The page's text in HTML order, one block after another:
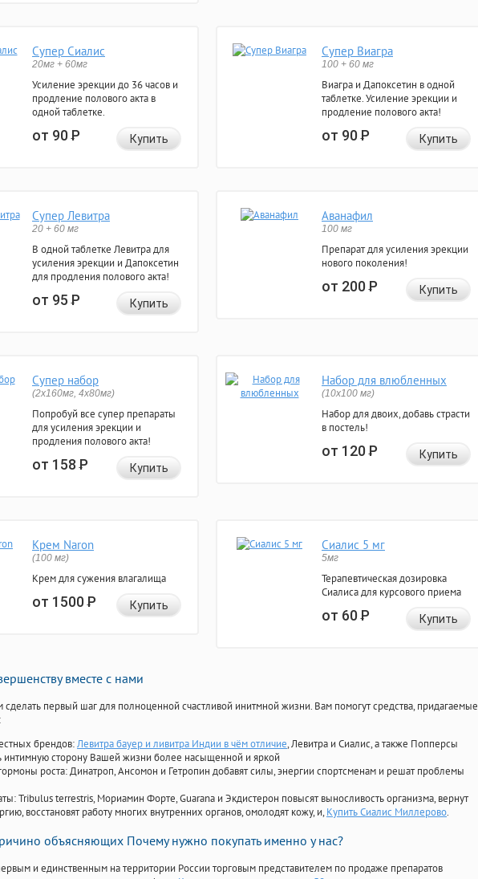
Супер Сиалис
20мг + 60мг
Усиление эрекции до 36 часов и
продление полового акта в
одной таблетке.
от 90Р Купить
Супер Виагра
100 + 60 мг
Виагра и Дапоксетин в одной
таблетке. Усиление эрекции и
продление полового акта!
от 90Р Купить
Супер Левитра
20 + 60 мг
В одной таблетке Левитра для
усиления эрекции и Дапоксетин
для продления полового акта!
от 95Р Купить
Аванафил
100 мг
Препарат для усиления эрекции
нового поколения!
от 200Р Купить
Супер набор
(2х160мг, 4х80мг)
Попробуй все супер препараты
для усиления эрекции и
продления полового акта!
от 158Р Купить
Набор для влюбленных
(10х100 мг)
Набор для двоих, добавь страсти
в постель!
от 120Р Купить
Крем Naron
(100 мг)
Крем для сужения влагалища
от 1500Р Купить
Сиалис 5 мг
5мг
Терапевтическая дозировка
Сиалиса для курсового приема
от 60Р Купить
вместе с нами
первый шаг для полноценной счастливой инитмной жизни. Вам помогут средства, придагаемые
брендов:Левитра бауер и ливитра Индии в чём отличие, Левитра и Сиалис, а также Попперсы
интимную сторону Вашей жизни более насыщенной и яркой
роста: Динатроп, Ансомон и Гетропин добавят силы, энергии спортсменам и решат проблемы
Tribulus terrestris, Мориамин Форте, Guarana и Экдистерон повысят выносливость организма, вернут
восстановят работу многих внутренних органов, омолодят кожу, и, Купить Сиалис Миллерово.
объясняющих Почему нужно покупать именно у нас?
и единственным на территории России торговым представителем по продаже препаратов